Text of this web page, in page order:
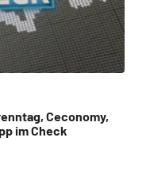
Ceconomy,
im Check